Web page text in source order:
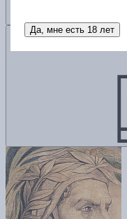
Да, мне есть 18 лет